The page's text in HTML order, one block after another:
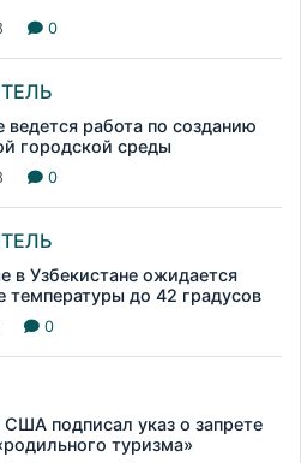
0
ведется работа по созданию
городской среды
0
в Узбекистане ожидается
температуры до 42 градусов
0
США подписал указ о запрете
туризма»